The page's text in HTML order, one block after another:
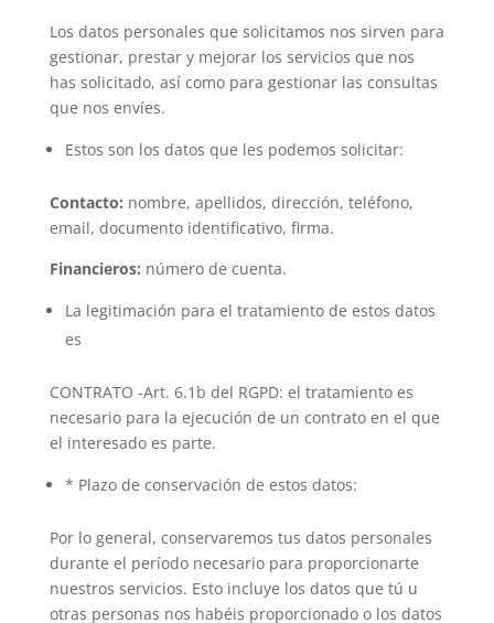
Los datos personales que solicitamos nos sirven para
gestionar, prestar y mejorar los servicios que nos
has solicitado, así como para gestionar las consultas
que nos envíes.
Estos son los datos que les podemos solicitar:
Contacto: nombre, apellidos, dirección, teléfono,
email, documento identificativo, firma.
Financieros: número de cuenta.
La legitimación para el tratamiento de estos datos
es
CONTRATO -Art. 6.1b del RGPD: el tratamiento es
necesario para la ejecución de un contrato en el que
el interesado es parte.
* Plazo de conservación de estos datos:
Por lo general, conservaremos tus datos personales
durante el período necesario para proporcionarte
nuestros servicios. Esto incluye los datos que tú u
otras personas nos habéis proporcionado o los datos